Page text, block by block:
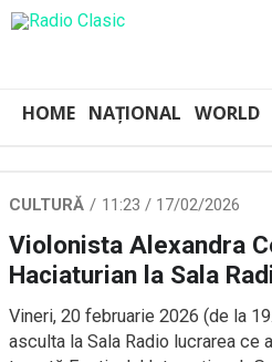
HOME NAȚIONAL WORLD
CULTURĂ 11:23 / 17/02/2026
Violonista Alexandra
Haciaturian la Sala
Vineri, 20 februarie 2026 (de la
asculta la Sala Radio lucrarea ce